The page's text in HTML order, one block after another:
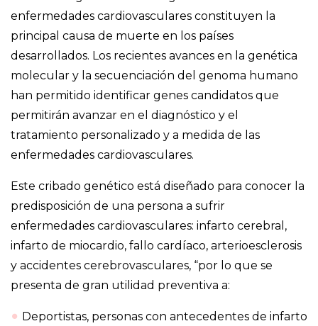
enfermedades cardiovasculares constituyen la
principal causa de muerte en los países
desarrollados. Los recientes avances en la genética
molecular y la secuenciación del genoma humano
han permitido identificar genes candidatos que
permitirán avanzar en el diagnóstico y el
tratamiento personalizado y a medida de las
enfermedades cardiovasculares.
Este cribado genético está diseñado para conocer la
predisposición de una persona a sufrir
enfermedades cardiovasculares: infarto cerebral,
infarto de miocardio, fallo cardíaco, arterioesclerosis
y accidentes cerebrovasculares, “por lo que se
presenta de gran utilidad preventiva a:
Deportistas, personas con antecedentes de infarto